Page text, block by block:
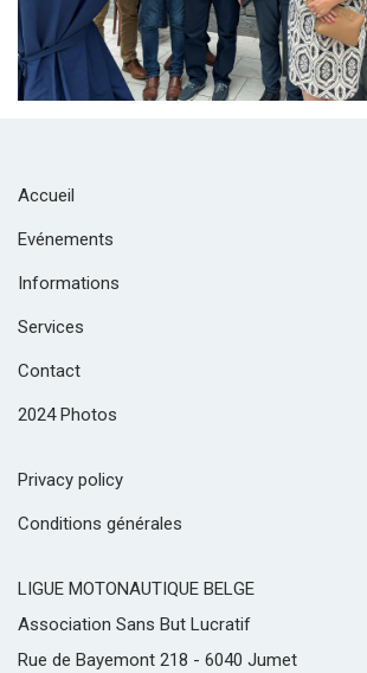
Accueil
Evénements
Informations
Services
Contact
2024 Photos
Privacy policy
Conditions générales
LIGUE MOTONAUTIQUE BELGE
Association Sans But Lucratif
Rue de Bayemont 218 - 6040 Jumet